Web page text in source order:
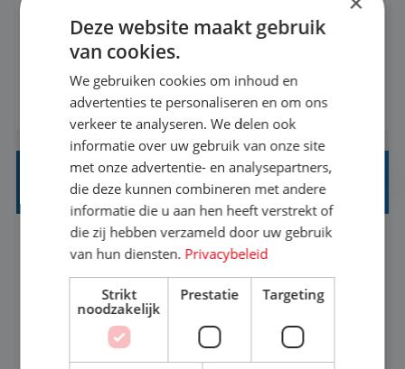
achtergrond in toerisme ben je klaar voor de
volgende stap. Vanaf je stoel reis je de hele
wereld over en speel je moeiteloos in op de
wensen van je team, je klant en wat er in de
reiswereld gebeurt. Met je enthousiasme weet je
klanten te overtuigen om die droomreis te
boeken! ...
BEKIJK VACATURE
REISADVISEUR ALLROUND
Aalsmeer, Noord-Holland, Nederland
33-36 uur
MBO
Een vakantie plannen is het leukste dat er is. Of
het nu voor jezelf is, of voor een ander: jij vindt
Deze website maakt gebruik
van cookies.
We gebruiken cookies om inhoud en
advertenties te personaliseren en om ons
verkeer te analyseren. We delen ook
informatie over uw gebruik van onze site
met onze advertentie- en analysepartners,
die deze kunnen combineren met andere
informatie die u aan hen heeft verstrekt of
die zij hebben verzameld door uw gebruik
van hun diensten. Privacybeleid
Strikt
noodzakelijk
Prestatie Targeting